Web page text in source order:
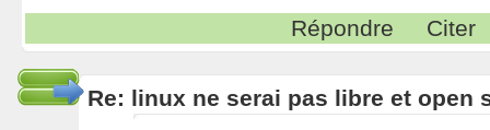
Répondre Citer
Re: linux ne serai pas libre et open